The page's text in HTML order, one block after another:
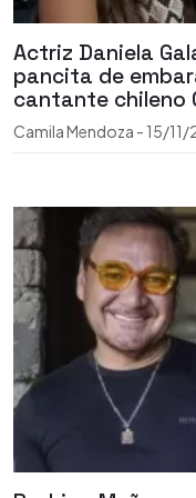
Actriz Daniela
pancita de
cantante chileno
Camila Mendoza - 15/